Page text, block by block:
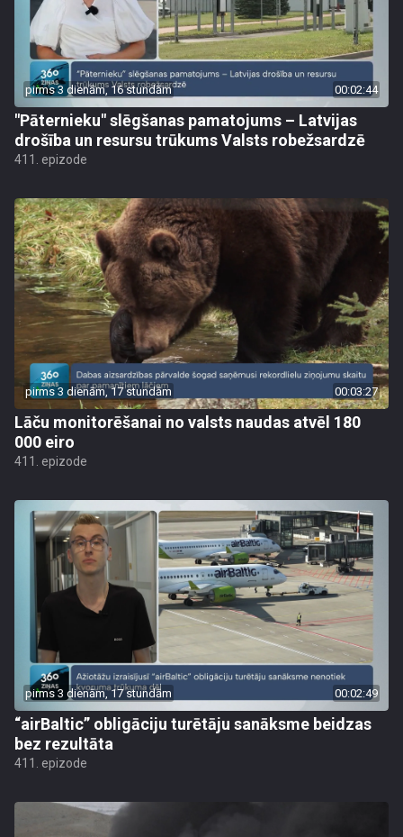
pirms 3 dienām, 16 stundām 00:02:44
"Pāternieku" slēgšanas pamatojums – Latvijas
drošība un resursu trūkums Valsts robežsardzē
411. epizode
pirms 3 dienām, 17 stundām 00:03:27
Lāču monitorēšanai no valsts naudas atvēl 180
000 eiro
411. epizode
pirms 3 dienām, 17 stundām 00:02:49
“airBaltic” obligāciju turētāju sanāksme beidzas
bez rezultāta
411. epizode